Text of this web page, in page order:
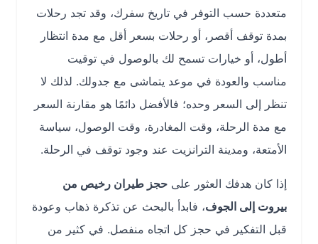
متعددة حسب التوفر في تاريخ سفرك، وقد تجد رحلات
بمدة توقف أقصر، أو رحلات بسعر أقل مع مدة انتظار
أطول، أو خيارات تسمح لك بالوصول في توقيت
مناسب والعودة في موعد يتماشى مع جدولك. لذلك لا
تنظر إلى السعر وحده؛ فالأفضل دائمًا هو مقارنة السعر
مع مدة الرحلة، وقت المغادرة، وقت الوصول، سياسة
الأمتعة، ومدينة الترانزيت عند وجود توقف في الرحلة.
إذا كان هدفك العثور على حجز طيران رخيص من
بيروت إلى الجوف، فابدأ بالبحث عن تذكرة ذهاب وعودة
قبل التفكير في حجز كل اتجاه منفصل. في كثير من